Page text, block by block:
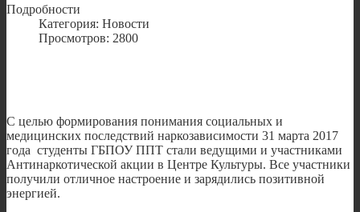
Подробности
Категория: Новости
Просмотров: 2800
С целью формирования понимания социальных и
медицинских последствий наркозависимости 31 марта 2017
года студенты ГБПОУ ППТ стали ведущими и участниками
Антинаркотической акции в Центре Культуры. Все участники
получили отличное настроение и зарядились позитивной
энергией.